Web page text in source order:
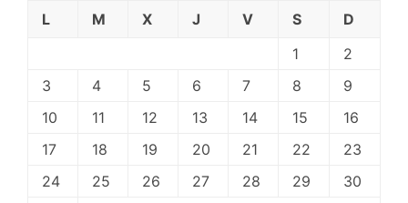
L
M X J V S D
1
2
3
4 5 6 7 8
9
10
11 12 13 14 15
16
17
18 19 20 21 22
23
24
25 26 27 28 29
30